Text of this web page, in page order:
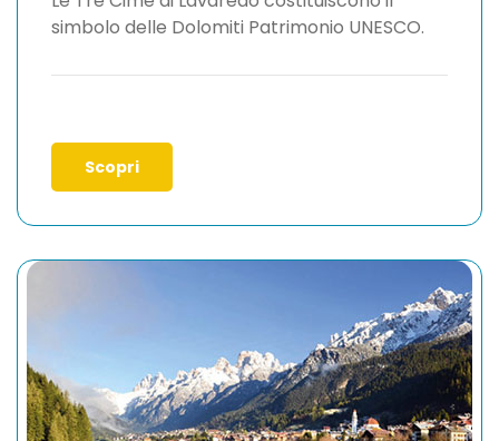
simbolo delle Dolomiti Patrimonio UNESCO.
Scopri